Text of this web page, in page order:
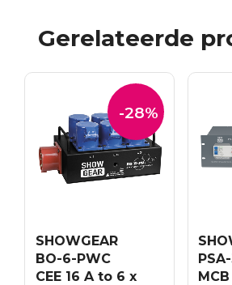
Gerelateerde
-28%
SHOWGEAR
BO-6-PWC
CEE 16 A to 6 x